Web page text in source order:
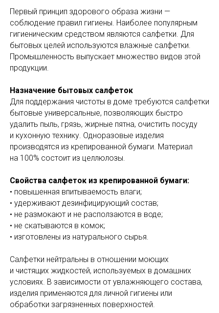
Первый принцип здорового образа жизни —
соблюдение правил гигиены. Наиболее популярным
гигиеническим средством являются салфетки. Для
бытовых целей используются влажные салфетки.
Промышленность выпускает множество видов этой
продукции.
Назначение бытовых салфеток
Для поддержания чистоты в доме требуются салфетки
бытовые универсальные, позволяющих быстро
удалить пыль, грязь, жирные пятна, очистить посуду
и кухонную технику. Одноразовые изделия
производятся из крепированной бумаги. Материал
на 100% состоит из целлюлозы.
Свойства салфеток из крепированной бумаги:
• повышенная впитываемость влаги;
• удерживают дезинфицирующий состав;
• не размокают и не расползаются в воде;
• не скатываются в комок;
• изготовлены из натурального сырья.
Салфетки нейтральны в отношении моющих
и чистящих жидкостей, используемых в домашних
условиях. В зависимости от увлажняющего состава,
изделия применяются для личной гигиены или
обработки загрязненных поверхностей.